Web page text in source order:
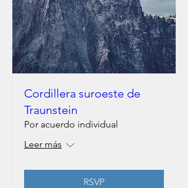
Cordillera suroeste de
Traunstein
Por acuerdo individual
Leer más
RSVP